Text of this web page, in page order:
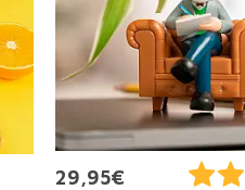
29,95€